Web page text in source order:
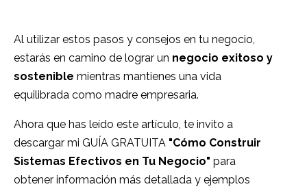
Al utilizar estos pasos y consejos en tu negocio,
estarás en camino de lograr un negocio exitoso y
sostenible mientras mantienes una vida
equilibrada como madre empresaria.
Ahora que has leído este artículo, te invito a
descargar mi GUÍA GRATUITA "Cómo Construir
Sistemas Efectivos en Tu Negocio" para
obtener información más detallada y ejemplos